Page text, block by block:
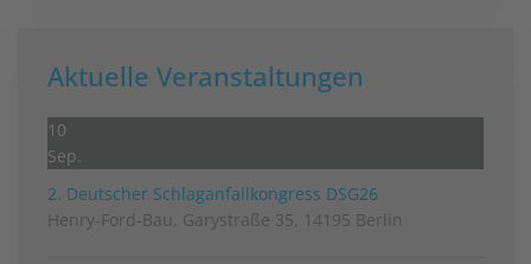
Aktuelle Veranstaltungen
10
Sep.
2. Deutscher Schlag­anfall­kongress DSG26
Henry-Ford-Bau, Garystraße 35, 14195 Berlin